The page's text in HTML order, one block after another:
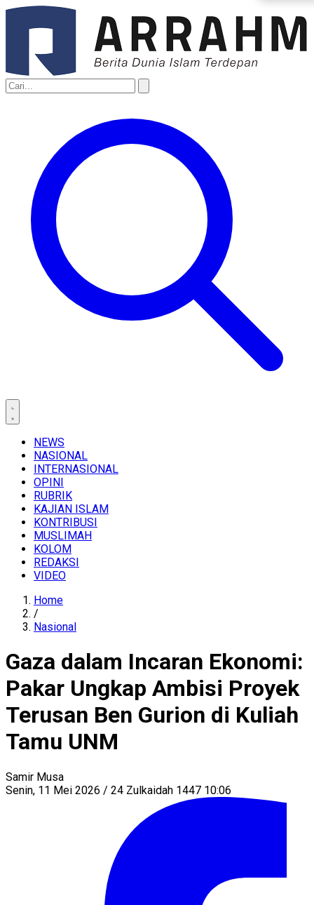
NEWS
NASIONAL
INTERNASIONAL
OPINI
RUBRIK
KAJIAN ISLAM
KONTRIBUSI
MUSLIMAH
KOLOM
REDAKSI
VIDEO
Home
/
Nasional
Gaza dalam Incaran Ekonomi:
Pakar Ungkap Ambisi Proyek
Terusan Ben Gurion di Kuliah
Tamu UNM
Samir Musa
Senin, 11 Mei 2026 / 24 Zulkaidah 1447 10:06